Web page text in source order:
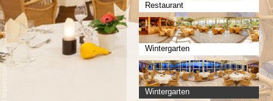
Restaurant
Wintergarten
Wintergarten
Impressum
-
Datenschutz